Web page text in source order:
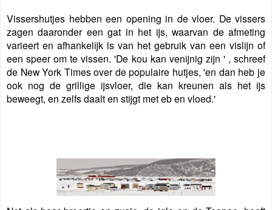
Vissershutjes hebben een opening in de vloer. De vissers
zagen daaronder een gat in het ijs, waarvan de afmeting
varieert en afhankelijk is van het gebruik van een vislijn of
een speer om te vissen. 'De kou kan venijnig zijn ' , schreef
de New York Times over de populaire hutjes, 'en dan heb je
ook nog de grillige ijsvloer, die kan kreunen als het ijs
beweegt, en zelfs daalt en stijgt met eb en vloed.'